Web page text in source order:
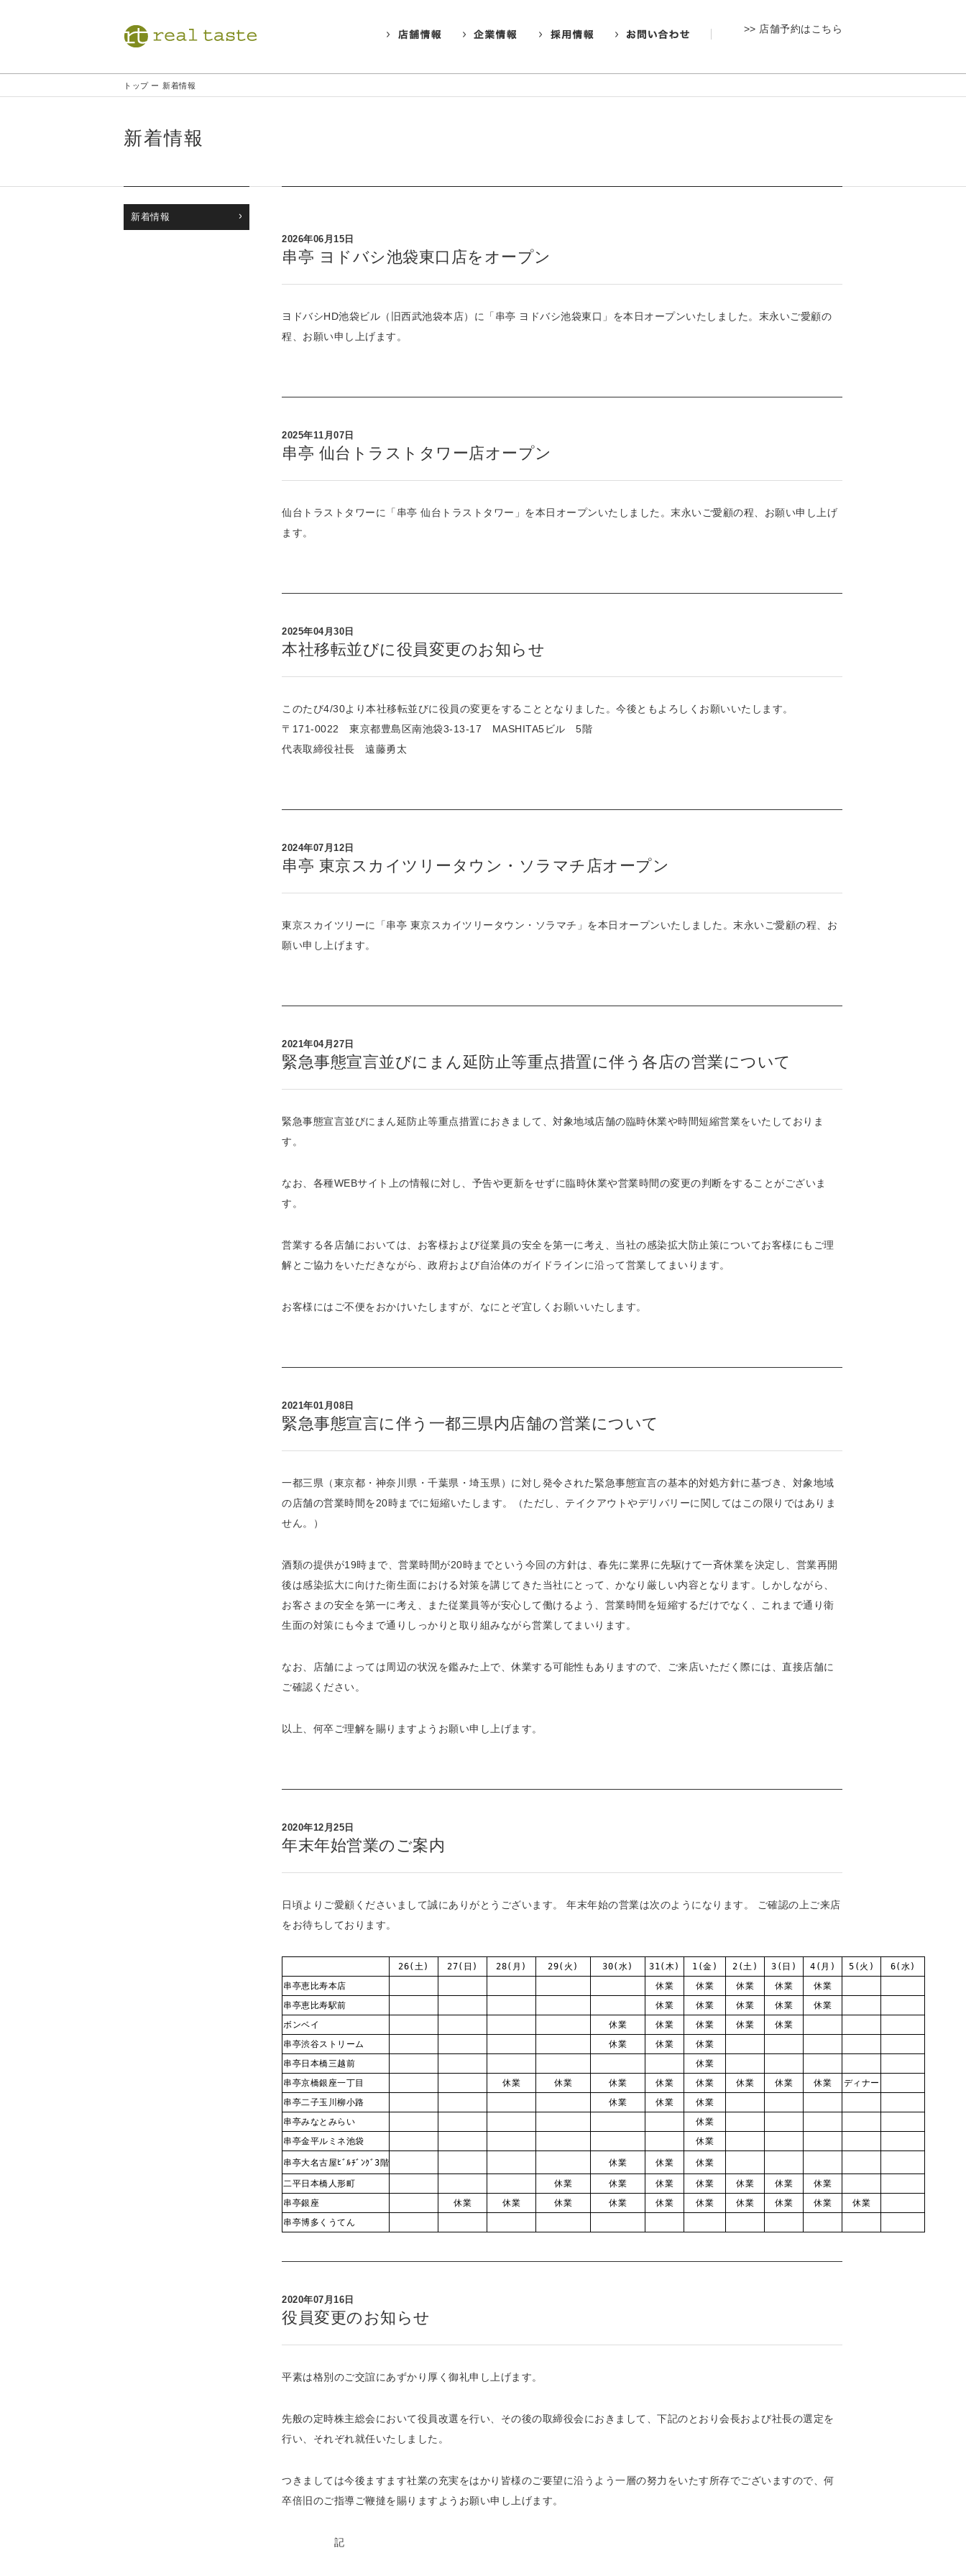
>> 店舗予約はこちら
トップー 新着情報
新着情報
2026年06月15日
串亭 ヨドバシ池袋東口店をオープン
ヨドバシHD池袋ビル（旧西武池袋本店）に「串亭 ヨドバシ池袋東口」を本日オープンいたしました。末永いご愛顧の
程、お願い申し上げます。
2025年11月07日
串亭 仙台トラストタワー店オープン
仙台トラストタワーに「串亭 仙台トラストタワー」を本日オープンいたしました。末永いご愛顧の程、お願い申し上げ
ます。
2025年04月30日
本社移転並びに役員変更のお知らせ
このたび4/30より本社移転並びに役員の変更をすることとなりました。今後ともよろしくお願いいたします。
〒171-0022 東京都豊島区南池袋3-13-17 MASHITA5ビル 5階
代表取締役社長 遠藤勇太
2024年07月12日
串亭 東京スカイツリータウン・ソラマチ店オープン
東京スカイツリーに「串亭 東京スカイツリータウン・ソラマチ」を本日オープンいたしました。末永いご愛顧の程、お
願い申し上げます。
2021年04月27日
緊急事態宣言並びにまん延防止等重点措置に伴う各店の営業について
緊急事態宣言並びにまん延防止等重点措置におきまして、対象地域店舗の臨時休業や時間短縮営業をいたしておりま
す。
なお、各種WEBサイト上の情報に対し、予告や更新をせずに臨時休業や営業時間の変更の判断をすることがございま
す。
営業する各店舗においては、お客様および従業員の安全を第一に考え、当社の感染拡大防止策についてお客様にもご理
解とご協力をいただきながら、政府および自治体のガイドラインに沿って営業してまいります。
お客様にはご不便をおかけいたしますが、なにとぞ宜しくお願いいたします。
2021年01月08日
緊急事態宣言に伴う一都三県内店舗の営業について
一都三県（東京都・神奈川県・千葉県・埼玉県）に対し発令された緊急事態宣言の基本的対処方針に基づき、対象地域
の店舗の営業時間を20時までに短縮いたします。（ただし、テイクアウトやデリバリーに関してはこの限りではありま
せん。）
酒類の提供が19時まで、営業時間が20時までという今回の方針は、春先に業界に先駆けて一斉休業を決定し、営業再開
後は感染拡大に向けた衛生面における対策を講じてきた当社にとって、かなり厳しい内容となります。しかしながら、
お客さまの安全を第一に考え、また従業員等が安心して働けるよう、営業時間を短縮するだけでなく、これまで通り衛
生面の対策にも今まで通りしっかりと取り組みながら営業してまいります。
なお、店舗によっては周辺の状況を鑑みた上で、休業する可能性もありますので、ご来店いただく際には、直接店舗に
ご確認ください。
以上、何卒ご理解を賜りますようお願い申し上げます。
2020年12月25日
年末年始営業のご案内
日頃よりご愛顧くださいまして誠にありがとうございます。 年末年始の営業は次のようになります。 ご確認の上ご来店
をお待ちしております。
26(土) 27(日) 28(月) 29(火) 30(水) 31(木) 1(金) 2(土) 3(日) 4(月) 5(火)
6(水)
串亭恵比寿本店
休業 休業 休業 休業
休業
串亭恵比寿駅前
休業 休業 休業 休業
休業
ボンベイ
休業 休業 休業 休業
休業
串亭渋谷ストリーム
休業 休業
休業
串亭日本橋三越前
休業
串亭京橋銀座一丁目
休業 休業 休業 休業 休業 休業 休業 休業
ディナー
串亭二子玉川柳小路
休業 休業
休業
串亭みなとみらい
休業
串亭金平ルミネ池袋
休業
串亭大名古屋ﾋﾞﾙﾁﾞﾝｸﾞ3階 休業 休業 休業
二平日本橋人形町 休業 休業 休業 休業 休業 休業
休業
串亭銀座
休業 休業 休業 休業 休業 休業 休業 休業 休業
休業
串亭博多くうてん
2020年07月16日
役員変更のお知らせ
平素は格別のご交誼にあずかり厚く御礼申し上げます。
先般の定時株主総会において役員改選を行い、その後の取締役会におきまして、下記のとおり会長および社長の選定を
行い、それぞれ就任いたしました。
つきましては今後ますます社業の充実をはかり皆様のご要望に沿うよう一層の努力をいたす所存でございますので、何
卒倍旧のご指導ご鞭撻を賜りますようお願い申し上げます。
記
新着情報